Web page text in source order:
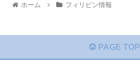
ホーム フィリピン情報
PAGE TOP